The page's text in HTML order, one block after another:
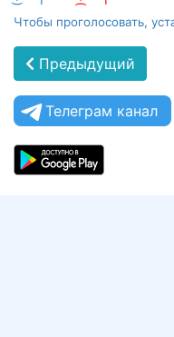
Чтобы проголосовать,
Предыдущий
Телеграм канал